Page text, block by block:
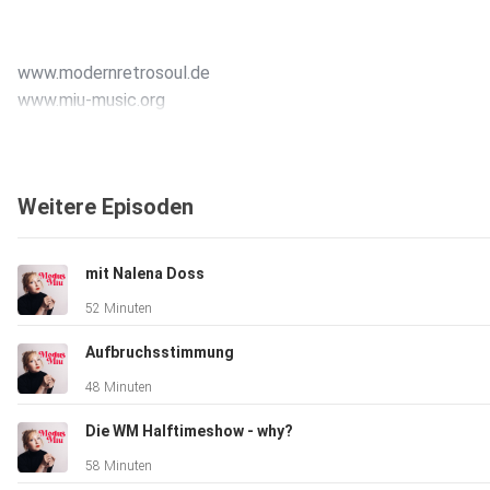
www.modernretrosoul.de
www.miu-music.org
Weitere Episoden
mit Nalena Doss
52 Minuten
Aufbruchsstimmung
48 Minuten
Die WM Halftimeshow - why?
58 Minuten